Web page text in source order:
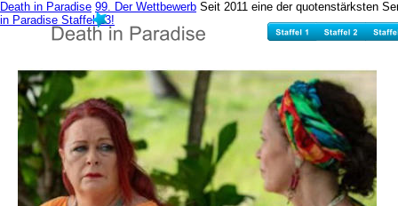
Death in Paradise 99. Der Wettbewerb Seit 2011 eine der quotenstärksten
in Paradise Staffel 13!